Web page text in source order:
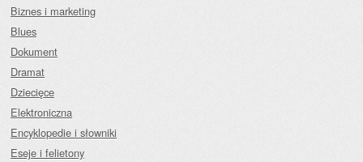
Biznes i marketing
Blues
Dokument
Dramat
Dziecięce
Elektroniczna
Encyklopedie i słowniki
Eseje i felietony